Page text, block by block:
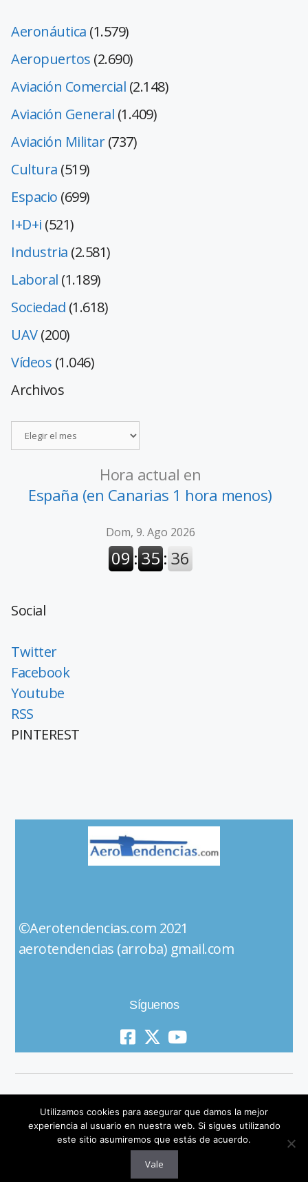
Aeronáutica (1.579)
Aeropuertos (2.690)
Aviación Comercial (2.148)
Aviación General (1.409)
Aviación Militar(737)
Cultura (519)
Espacio (699)
I+D+i (521)
Industria (2.581)
Laboral (1.189)
Sociedad (1.618)
UAV(200)
Vídeos (1.046)
Archivos
Hora actual en
España (en Canarias 1 hora menos)
Social
Twitter
Facebook
Youtube
RSS
PINTEREST
©Aerotendencias.com 2021
aerotendencias (arroba) gmail.com
Síguenos
© 2019 All Rights Reserved
Utilizamos cookies para asegurar que damos la mejor
experiencia al usuario en nuestra web. Si sigues utilizando
este sitio asumiremos que estás de acuerdo.
Vale